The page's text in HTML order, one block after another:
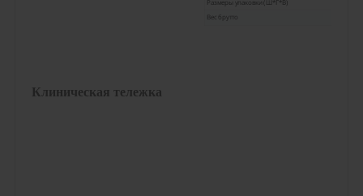
Размеры упаковки (Ш*Г*В)
Вес брутто
Клиническая тележка